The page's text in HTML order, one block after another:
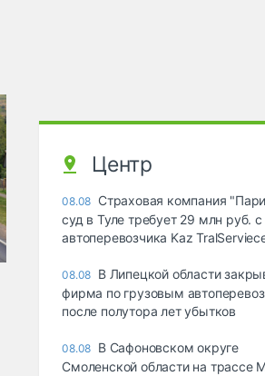
Центр
08.08 Страховая компания
суд в Туле требует 29 млн руб. с
автоперевозчика Kaz
08.08 В Липецкой области
фирма по грузовым
после полутора лет убытков
08.08 В Сафоновском округе
Смоленской области на трассе